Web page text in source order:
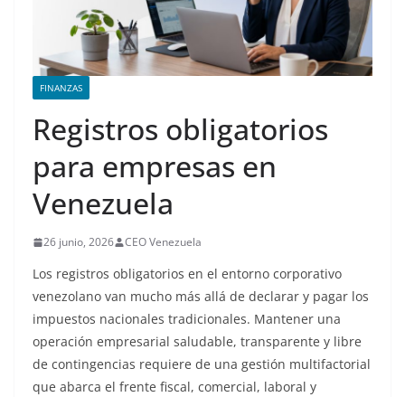
FINANZAS
Registros obligatorios
para empresas en
Venezuela
26 junio, 2026 CEO Venezuela
Los registros obligatorios en el entorno corporativo
venezolano van mucho más allá de declarar y pagar los
impuestos nacionales tradicionales. Mantener una
operación empresarial saludable, transparente y libre
de contingencias requiere de una gestión multifactorial
que abarca el frente fiscal, comercial, laboral y